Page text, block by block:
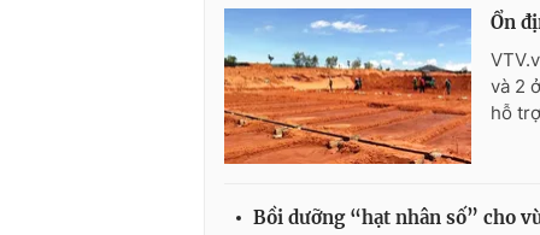
Ổn
và 2
hỗ
Bồi dưỡng “hạt nhân số” cho